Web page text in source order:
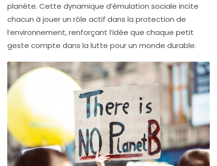
planète. Cette dynamique d’émulation sociale incite
chacun à jouer un rôle actif dans la protection de
l’environnement, renforçant l’idée que chaque petit
geste compte dans la lutte pour un monde durable.